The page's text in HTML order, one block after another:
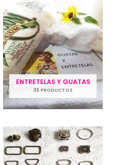
ENTRETELAS Y GUATAS
35 PRODUCTOS